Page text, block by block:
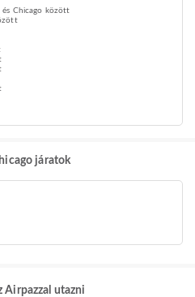
Chicago között
járatok
Airpazzal utazni